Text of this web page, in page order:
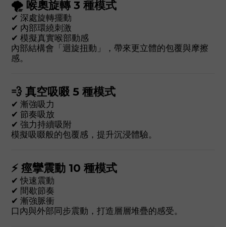
🌪 喉奧旋轉 3 種模式
✔ 深處旋轉擺動
✔ 內部環繞刺激
✔ 模擬真實喉部動感
內部結構會「迴旋扭動」，帶來更立體的包覆與摩擦
感。
💨 真空吸啜 5 種模式
✔ 漸強吸力
✔ 節奏吸放
✔ 強力持續吸附
模擬吸啜般的包覆感，提升沉浸體驗。
⚡ 痙攣震動 10 種模式
✔ 快速震動
✔ 間歇節奏
✔ 漸強脈衝
口內與外部同步震動，打造層層堆疊的感受。